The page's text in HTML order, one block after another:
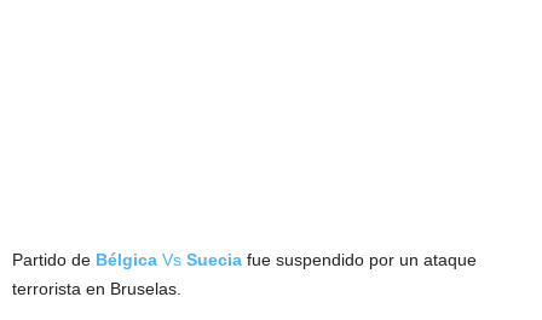
Partido de Bélgica Vs Suecia fue suspendido por un ataque
terrorista en Bruselas.